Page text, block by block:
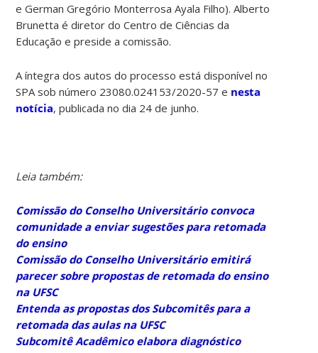
e German Gregório Monterrosa Ayala Filho). Alberto
Brunetta é diretor do Centro de Ciências da
Educação e preside a comissão.
A íntegra dos autos do processo está disponível no
SPA sob número 23080.024153/2020-57 e nesta
notícia, publicada no dia 24 de junho.
Leia também:
Comissão do Conselho Universitário convoca
comunidade a enviar sugestões para retomada
do ensino
Comissão do Conselho Universitário emitirá
parecer sobre propostas de retomada do ensino
na UFSC
Entenda as propostas dos Subcomitês para a
retomada das aulas na UFSC
Subcomitê Acadêmico elabora diagnóstico